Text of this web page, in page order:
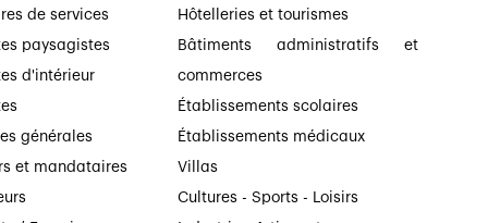
de services
paysagistes
d'intérieur
générales
et mandataires
Hôtelleries et tourismes
Bâtiments administratifs et
commerces
Établissements scolaires
Établissements médicaux
Villas
Cultures - Sports - Loisirs